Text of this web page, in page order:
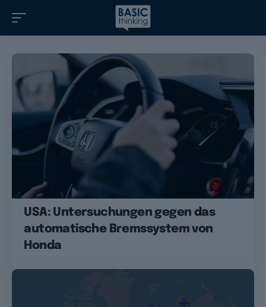
USA: Untersuchungen gegen das
automatische Bremssystem von
Honda